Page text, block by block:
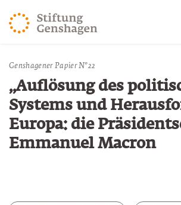
ZUM HAUPTINHALT SPRINGEN
ZUR SUCHE SPRINGEN
Sie befinden sich hier:
Start Publikationen
Genshagener Papier N°22
„Auflösung des
Systems und
Europa: die
Emmanuel Macron